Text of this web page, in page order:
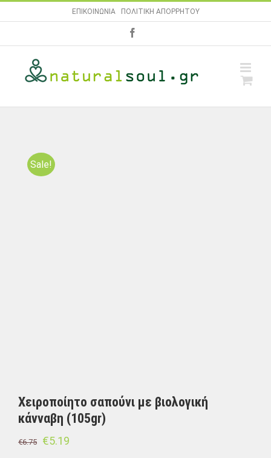
to
ΕΠΙΚΟΙΝΩΝΙΑ| ΠΟΛΙΤΙΚΗ ΑΠΟΡΡΗΤΟΥ
Sale!
Χειροποίητο σαπούνι με βιολογική
κάνναβη (105gr)
€6.75 €5.19